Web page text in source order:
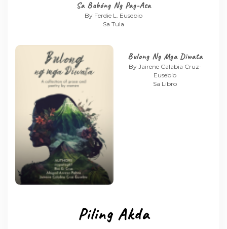
Sa Bubóng Ng Pag-Asa
By Ferdie L. Eusebio
Sa Tula
Bulong Ng Mga Diwata
By Jairene Calabia Cruz-
Eusebio
Sa Libro
Piling Akda